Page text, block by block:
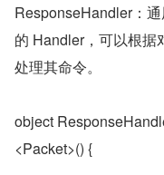
ResponseHandler：
的 Handler，可以根据
处理其命令。
object
<Packet>() {